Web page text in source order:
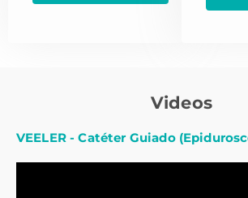
Videos
VEELER - Catéter Guiado